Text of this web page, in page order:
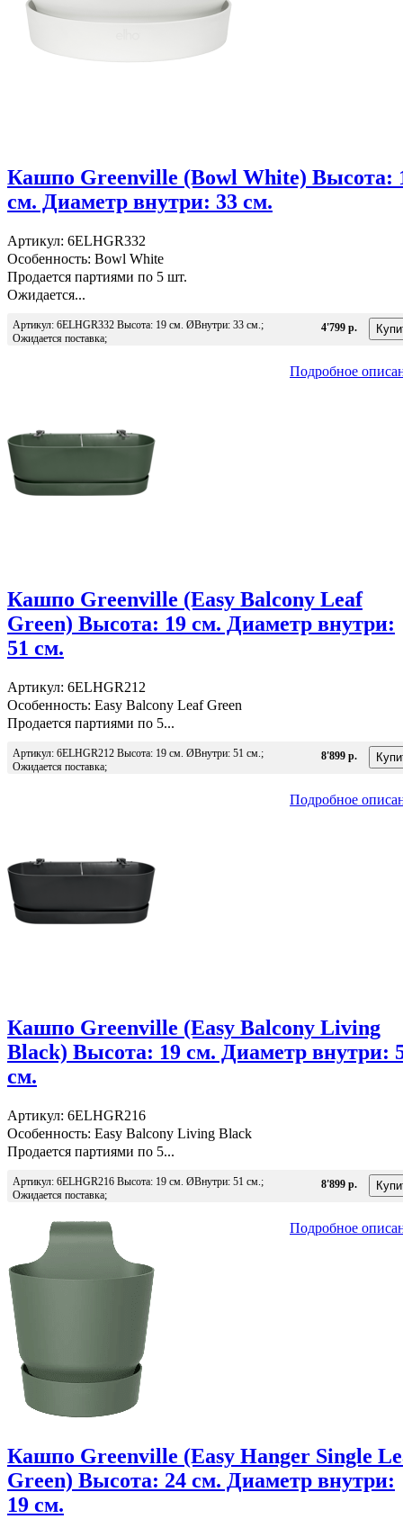
Кашпо Greenville (Bowl White) Высота:
см. Диаметр внутри: 33 см.
Артикул: 6ELHGR332
Особенность: Bowl White
Продается партиями по 5 шт.
Ожидается...
Артикул: 6ELHGR332 Высота: 19 см. ØВнутри: 33 см.;
Ожидается поставка;
4'799 р.
Подробное
Кашпо Greenville (Easy Balcony Leaf
Green) Высота: 19 см. Диаметр внутри:
51 см.
Артикул: 6ELHGR212
Особенность: Easy Balcony Leaf Green
Продается партиями по 5...
Артикул: 6ELHGR212 Высота: 19 см. ØВнутри: 51 см.;
Ожидается поставка;
8'899 р.
Подробное
Кашпо Greenville (Easy Balcony Living
Black) Высота: 19 см. Диаметр внутри:
см.
Артикул: 6ELHGR216
Особенность: Easy Balcony Living Black
Продается партиями по 5...
Артикул: 6ELHGR216 Высота: 19 см. ØВнутри: 51 см.;
Ожидается поставка;
8'899 р.
Подробное
Кашпо Greenville (Easy Hanger Single
Green) Высота: 24 см. Диаметр внутри:
19 см.